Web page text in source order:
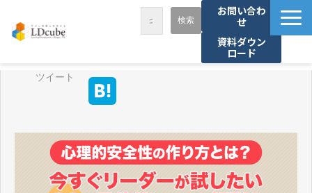
お問い合わ
せ
資料ダウン
ロード
LDcubeが選ばれる理由
事例紹介
セミナー・講座
ツイート